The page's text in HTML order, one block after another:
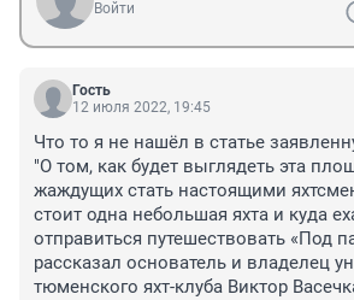
Войти
Гость
12 июля 2022, 19:45
Что то я не нашёл в статье
"О том, как будет выглядеть эта
жаждущих стать настоящими
стоит одна небольшая яхта и куда
отправиться путешествовать «Под
рассказал основатель и владелец
тюменского яхт-клуба Виктор